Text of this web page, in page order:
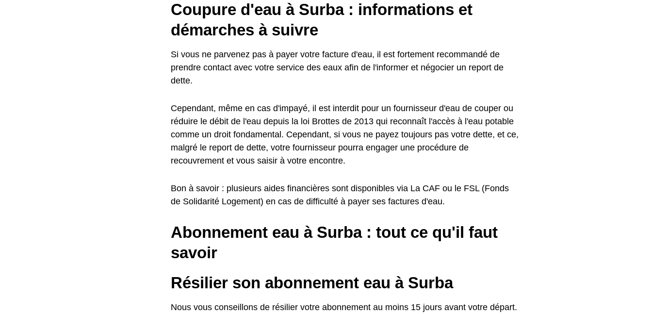
Coupure d'eau à Surba : informations et
démarches à suivre
Si vous ne parvenez pas à payer votre facture d'eau, il est fortement recommandé de
prendre contact avec votre service des eaux afin de l'informer et négocier un report de
dette.
Cependant, même en cas d'impayé, il est interdit pour un fournisseur d'eau de couper ou
réduire le débit de l'eau depuis la loi Brottes de 2013 qui reconnaît l'accès à l'eau potable
comme un droit fondamental. Cependant, si vous ne payez toujours pas votre dette, et ce,
malgré le report de dette, votre fournisseur pourra engager une procédure de
recouvrement et vous saisir à votre encontre.
Bon à savoir : plusieurs aides financières sont disponibles via La CAF ou le FSL (Fonds
de Solidarité Logement) en cas de difficulté à payer ses factures d'eau.
Abonnement eau à Surba : tout ce qu'il faut
savoir
Résilier son abonnement eau à Surba
Nous vous conseillons de résilier votre abonnement au moins 15 jours avant votre départ.